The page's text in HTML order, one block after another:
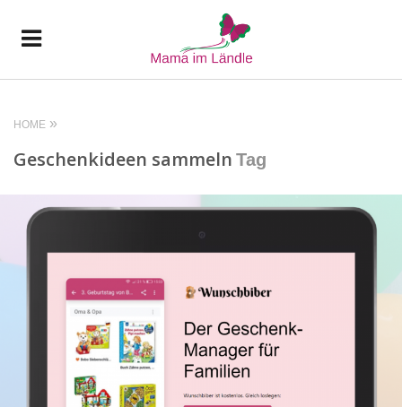
HOME
Geschenkideen sammeln Tag
READ MORE